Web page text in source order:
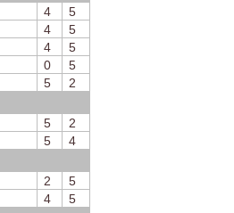
4
5
4
5
4
5
0
5
5
2
5
2
5
4
2
5
4
5